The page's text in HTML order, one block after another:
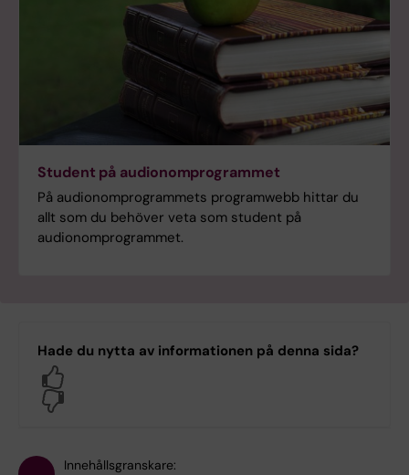
Student på audionomprogrammet
På audionomprogrammets programwebb hittar du
allt som du behöver veta som student på
audionomprogrammet.
Hade du nytta av informationen på denna sida?
Innehållsgranskare: